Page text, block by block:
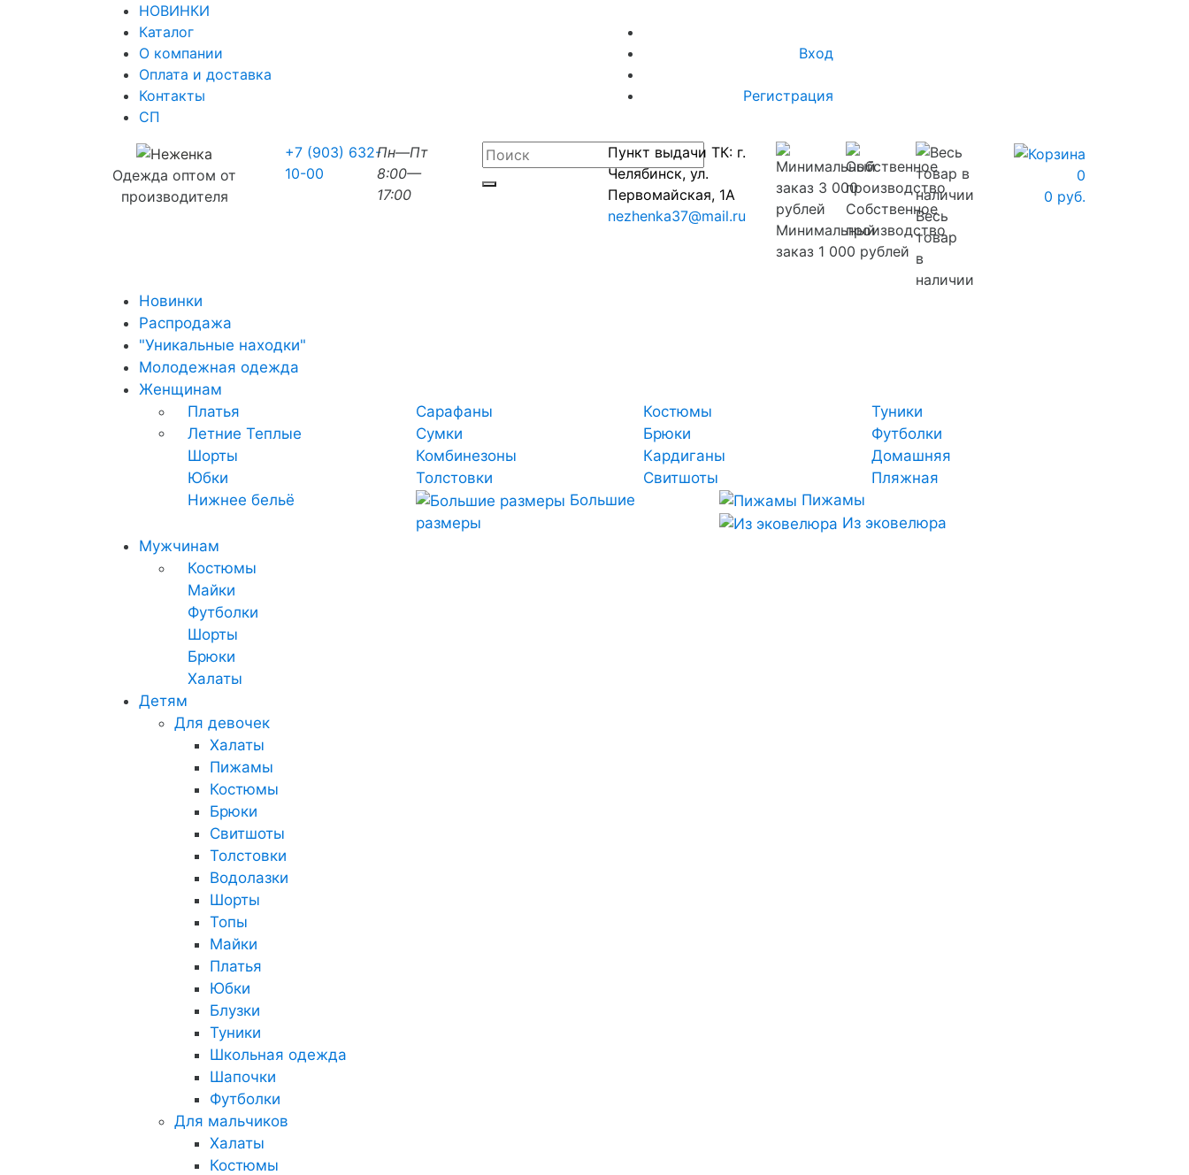
НОВИНКИ
Каталог
О компании
Оплата и доставка
Контакты
СП
Вход
Регистрация
Одежда оптом от
производителя
+7 (903) 632-
10-00
Пн—Пт
8:00—
17:00
Пункт выдачи ТК: г.
Челябинск, ул.
Первомайская, 1А
nezhenka37@mail.ru
Минимальный
заказ 1 000 рублей
Собственное
производство
Весь
товар
в
наличии
0
0 руб.
Новинки
Распродажа
"Уникальные находки"
Молодежная одежда
Женщинам
Платья
Летние Теплые
Сарафаны Костюмы
Туники
Сумки
Брюки
Футболки
Шорты
Комбинезоны Кардиганы
Домашняя
Юбки
Толстовки Свитшоты
Пляжная
Нижнее бельё
Большие
размеры
Пижамы
Из эковелюра
Мужчинам
Костюмы
Майки
Футболки
Шорты
Брюки
Халаты
Детям
Для девочек
Халаты
Пижамы
Костюмы
Брюки
Свитшоты
Толстовки
Водолазки
Шорты
Топы
Майки
Платья
Юбки
Блузки
Туники
Школьная одежда
Шапочки
Футболки
Для мальчиков
Халаты
Костюмы